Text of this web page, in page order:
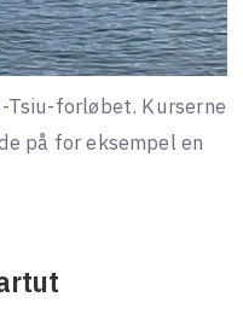
Tsiu-forløbet. Kurserne
på for eksempel en